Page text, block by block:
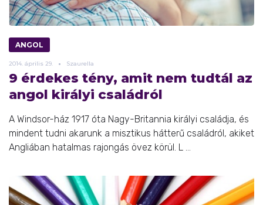
ANGOL
2014. április 29. Szaurella
9 érdekes tény, amit nem tudtál az
angol királyi családról
A Windsor-ház 1917 óta Nagy-Britannia királyi családja, és
mindent tudni akarunk a misztikus hátterű családról, akiket
Angliában hatalmas rajongás övez körül. L ...